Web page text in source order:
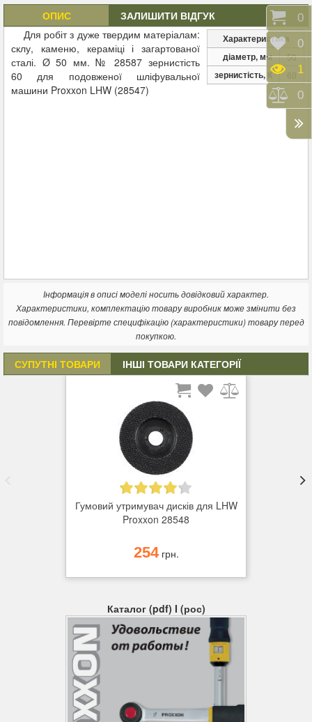
ОПИС ЗАЛИШИТИ ВІДГУК
Характеристики
діаметр, мм
50
зернистість, К
Для робіт з дуже твердим матеріалам:
склу, каменю, кераміці і загартованої
сталі. Ø 50 мм. № 28587 зернистість
60 для подовженої шліфувальної
машини Proxxon LHW (28547)
Інформація в описі моделі носить довідковий характер.
Характеристики, комплектацію товару виробник може змінити без
повідомлення. Перевірте специфікацію (характеристики) товару перед
покупкою.
СУПУТНІ ТОВАРИ ІНШІ ТОВАРИ КАТЕГОРІЇ
Гумовий утримувач дисків для LHW
Proxxon 28548
254грн.
Каталог (pdf) I (рос)
0
0
1
0